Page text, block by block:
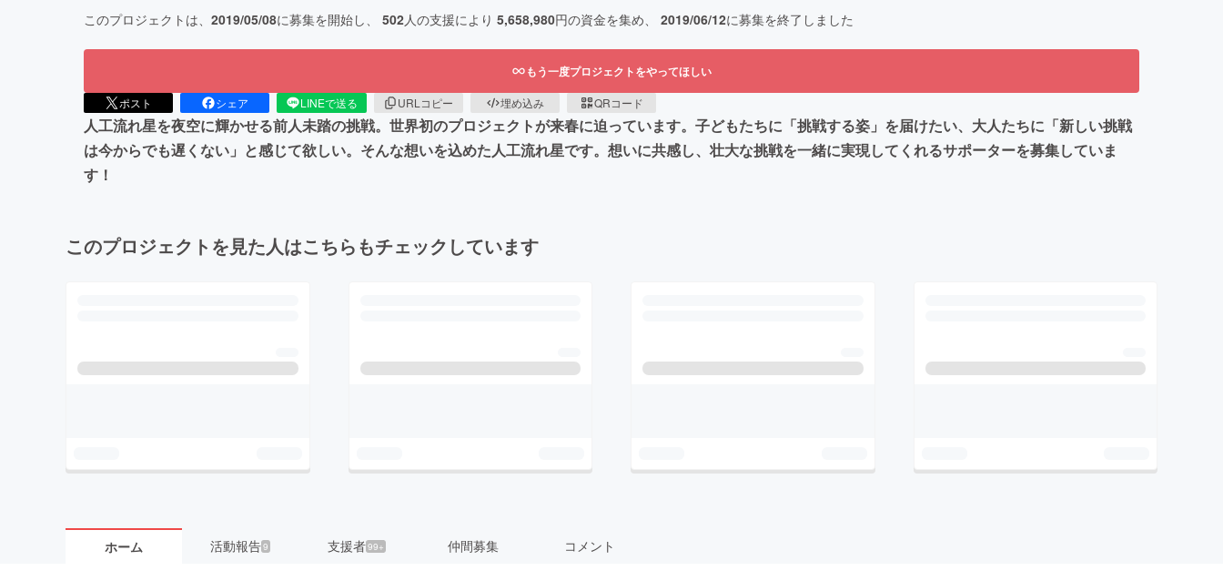
このプロジェクトは、 2019/05/08に募集を開始し、 502人の支援により 5,658,980円の資金を集め、 2019/06/12に募集を終了しました
もう一度プロジェクトをやってほしい
ポスト シェア LINEで送る URLコピー 埋め込み QRコード
人工流れ星を夜空に輝かせる前人未踏の挑戦。世界初のプロジェクトが来春に迫っています。子どもたちに「挑戦する姿」を届けたい、大人たちに「新しい挑戦
は今からでも遅くない」と感じて欲しい。そんな想いを込めた人工流れ星です。想いに共感し、壮大な挑戦を一緒に実現してくれるサポーターを募集していま
す！
このプロジェクトを見た人はこちらもチェックしています
ホーム 活動報告9 支援者99+ 仲間募集 コメント